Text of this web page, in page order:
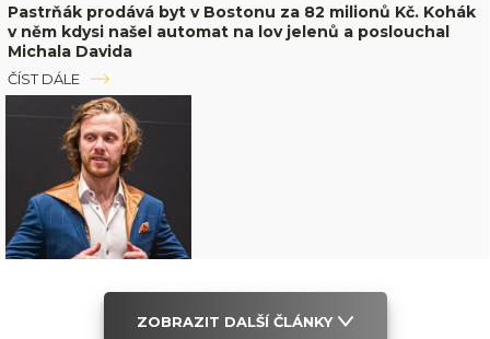
Pastrňák prodává byt v Bostonu za 82 milionů Kč. Kohák
v něm kdysi našel automat na lov jelenů a poslouchal
Michala Davida
ČÍST DÁLE
ZOBRAZIT DALŠÍ ČLÁNKY